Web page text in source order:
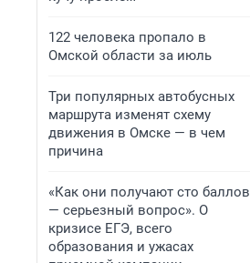
122 человека пропало в
Омской области за июль
Три популярных автобусных
маршрута изменят схему
движения в Омске — в чем
причина
«Как они получают сто баллов
— серьезный вопрос». О
кризисе ЕГЭ, всего
образования и ужасах